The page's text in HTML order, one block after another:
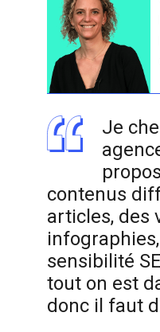
Je
contenus
articles, des
sensibilité
tout on est
donc il faut